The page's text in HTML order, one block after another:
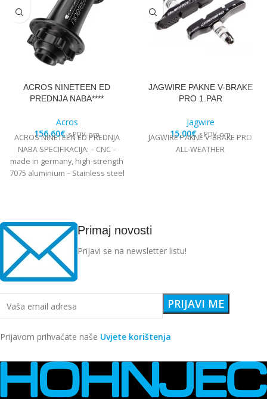
ACROS NINETEEN ED
PREDNJA NABA****
Acros
156,60€ s PDV-om
ACROS NINETEEN ED PREDNJA
NABA SPECIFIKACIJA: – CNC –
made in germany, high-strength
7075 aluminium – Stainless steel
JAGWIRE PAKNE V-BRAKE
PRO 1.PAR
Jagwire
15,00€ s PDV-om
JAGWIRE PAKNE V-BRAKE PRO
ALL-WEATHER
Primaj novosti
Prijavi se na newsletter listu!
Prijavom prihvaćate naše Uvjete korištenja